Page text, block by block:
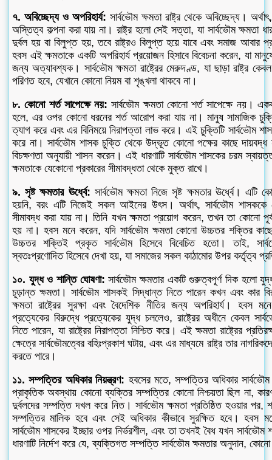
৭. অবিচ্ছেদ্য ও অপরিহার্য: সার্বভৌম ক্ষমতা রাষ্ট্র থেকে অবিচ্ছেদ্য।
অস্তিত্ব কল্পনা করা যায় না। রাষ্ট্র হলো সেই সত্তা, যা সার্বভৌম ক্ষমতা
দুর্বল হয় বা বিলুপ্ত হয়, তবে রাষ্ট্রও বিলুপ্ত হয়ে যাবে এবং সমাজ আবার
হবস এই ক্ষমতাকে একটি অপরিহার্য প্রয়োজন হিসাবে বিবেচনা করেন, যা
জন্য অত্যাবশ্যক। সার্বভৌম ক্ষমতা রাষ্ট্রের মেরুদণ্ড, যা ছাড়া রাষ্ট্র
পরিণত হবে, যেখানে কোনো নিয়ম বা শৃঙ্খলা থাকবে না।
৮. কোনো শর্ত সাপেক্ষে নয়: সার্বভৌম ক্ষমতা কোনো শর্ত সাপেক্ষে নয়।
হলে, এর ওপর কোনো ধরনের শর্ত আরোপ করা যায় না। মানুষ সামাজিক
ত্যাগ করে এবং এর বিনিময়ে নিরাপত্তা লাভ করে। এই চুক্তিটি সার্বভৌম
করে না। সার্বভৌম শাসক চুক্তি থেকে উদ্ভূত কোনো পক্ষের কাছে দায়বদ্ধ
বিচক্ষণতা অনুযায়ী শাসন করেন। এই ধারণাটি সার্বভৌম শাসকের চরম
ক্ষমতাকে যেকোনো প্রকারের সীমাবদ্ধতা থেকে মুক্ত রাখে।
৯. সৃষ্ট ক্ষমতার ঊর্ধ্বে: সার্বভৌম ক্ষমতা নিজে সৃষ্ট ক্ষমতার ঊর্ধ্বে। এটি
হয়নি, বরং এটি নিজেই সকল আইনের উৎস। অর্থাৎ, সার্বভৌম
সীমাবদ্ধ করা যায় না। তিনি যখন ক্ষমতা প্রয়োগ করেন, তখন তা কোনো
হয় না। হবস মনে করেন, যদি সার্বভৌম ক্ষমতা কোনো উচ্চতর শক্তির
উচ্চতর শক্তিই প্রকৃত সার্বভৌম হিসেবে বিবেচিত হতো। তাই,
স্বতঃপ্রণোদিত হিসেবে দেখা হয়, যা সমাজের সকল কাঠামোর উপর কর্তৃত্ব
১০. যুদ্ধ ও শান্তি ঘোষণা: সার্বভৌম ক্ষমতার একটি গুরুত্বপূর্ণ দিক হলো
চূড়ান্ত ক্ষমতা। সার্বভৌম শাসকই সিদ্ধান্ত নিতে পারেন কখন এবং
ক্ষমতা রাষ্ট্রের সুরক্ষা এবং বৈদেশিক নীতির জন্য অপরিহার্য। হবস
প্রত্যেকের বিরুদ্ধে প্রত্যেকের যুদ্ধ চললেও, রাষ্ট্রের অধীনে কেবল
নিতে পারেন, যা রাষ্ট্রের নিরাপত্তা নিশ্চিত করে। এই ক্ষমতা রাষ্ট্রের
ক্ষেত্রে সার্বভৌমত্বের বহিঃপ্রকাশ ঘটায়, এবং এর মাধ্যমে রাষ্ট্র তার
করতে পারে।
১১. সম্পত্তির অধিকার নিয়ন্ত্রণ: হবসের মতে, সম্পত্তির অধিকার সার্বভৌম
প্রাকৃতিক অবস্থায় কোনো ব্যক্তির সম্পত্তির কোনো নিশ্চয়তা ছিল না,
দুর্বলদের সম্পত্তি দখল করে নিত। সার্বভৌম ক্ষমতা প্রতিষ্ঠিত হওয়ার পর,
সম্পত্তির মালিক হবে এবং সেই অধিকার কীভাবে সুরক্ষিত হবে। হবস
সার্বভৌম শাসকের ইচ্ছার ওপর নির্ভরশীল, এবং তা তখনই বৈধ যখন
ধারণাটি নির্দেশ করে যে, ব্যক্তিগত সম্পত্তি সার্বভৌম ক্ষমতার অনুদান,